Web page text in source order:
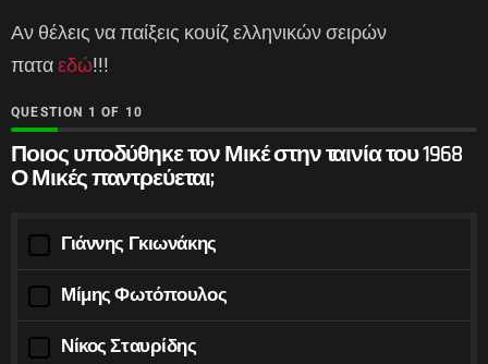
Αν θέλεις να παίξεις κουίζ ελληνικών σειρών
παταεδώ!!!
QUESTION OF 10
Ποιος υποδύθηκε τον Μικέ στην ταινία του 1968
Ο Μικές παντρεύεται;
Γιάννης Γκιωνάκης
Μίμης Φωτόπουλος
Νίκος Σταυρίδης